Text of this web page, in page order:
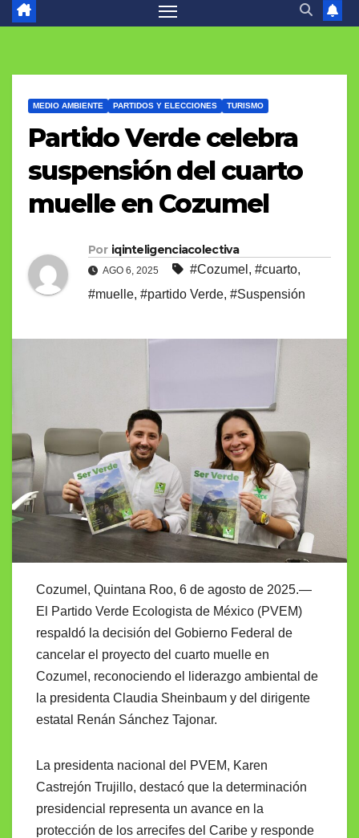
MEDIO AMBIENTE PARTIDOS Y ELECCIONES TURISMO
Partido Verde celebra
suspensión del cuarto
muelle en Cozumel
Por iqinteligenciacolectiva
AGO 6, 2025 #Cozumel , #cuarto,
#muelle, #partido Verde, #Suspensión
Cozumel, Quintana Roo, 6 de agosto de 2025.—
El Partido Verde Ecologista de México (PVEM)
respaldó la decisión del Gobierno Federal de
cancelar el proyecto del cuarto muelle en
Cozumel, reconociendo el liderazgo ambiental de
la presidenta Claudia Sheinbaum y del dirigente
estatal Renán Sánchez Tajonar.
La presidenta nacional del PVEM, Karen
Castrejón Trujillo, destacó que la determinación
presidencial representa un avance en la
protección de los arrecifes del Caribe y responde